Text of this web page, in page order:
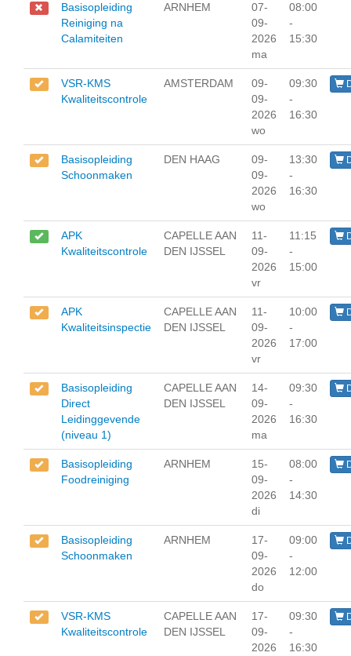
Basisopleiding
Reiniging na
Calamiteiten
ARNHEM
07-
09-
2026
ma
08:00
-
15:30
VSR-KMS
Kwaliteitscontrole
AMSTERDAM
09-
09-
2026
wo
09:30
-
16:30
Basisopleiding
Schoonmaken
DEN HAAG
09-
09-
2026
wo
13:30
-
16:30
APK
Kwaliteitscontrole
CAPELLE AAN
DEN IJSSEL
11-
09-
2026
vr
11:15
-
15:00
APK
Kwaliteitsinspectie
CAPELLE AAN
DEN IJSSEL
11-
09-
2026
vr
10:00
-
17:00
Basisopleiding
Direct
Leidinggevende
(niveau 1)
CAPELLE AAN
DEN IJSSEL
14-
09-
2026
ma
09:30
-
16:30
Basisopleiding
Foodreiniging
ARNHEM
15-
09-
2026
di
08:00
-
14:30
Basisopleiding
Schoonmaken
ARNHEM
17-
09-
2026
do
09:00
-
12:00
VSR-KMS
Kwaliteitscontrole
CAPELLE AAN
DEN IJSSEL
17-
09-
2026
09:30
-
16:30